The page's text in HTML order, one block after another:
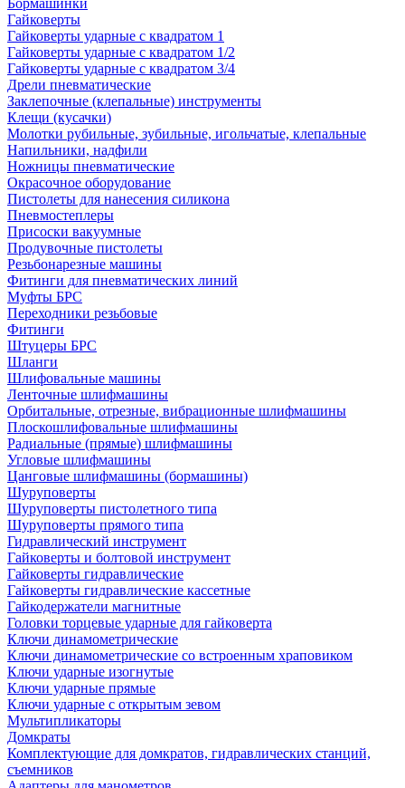
Бормашинки
Гайковерты
Гайковерты ударные с квадратом 1
Гайковерты ударные с квадратом 1/2
Гайковерты ударные с квадратом 3/4
Дрели пневматические
Заклепочные (клепальные) инструменты
Клещи (кусачки)
Молотки рубильные, зубильные, игольчатые, клепальные
Напильники, надфили
Ножницы пневматические
Окрасочное оборудование
Пистолеты для нанесения силикона
Пневмостеплеры
Присоски вакуумные
Продувочные пистолеты
Резьбонарезные машины
Фитинги для пневматических линий
Муфты БРС
Переходники резьбовые
Фитинги
Штуцеры БРС
Шланги
Шлифовальные машины
Ленточные шлифмашины
Орбитальные, отрезные, вибрационные шлифмашины
Плоскошлифовальные шлифмашины
Радиальные (прямые) шлифмашины
Угловые шлифмашины
Цанговые шлифмашины (бормашины)
Шуруповерты
Шуруповерты пистолетного типа
Шуруповерты прямого типа
Гидравлический инструмент
Гайковерты и болтовой инструмент
Гайковерты гидравлические
Гайковерты гидравлические кассетные
Гайкодержатели магнитные
Головки торцевые ударные для гайковерта
Ключи динамометрические
Ключи динамометрические со встроенным храповиком
Ключи ударные изогнутые
Ключи ударные прямые
Ключи ударные с открытым зевом
Мультипликаторы
Домкраты
Комплектующие для домкратов, гидравлических станций,
съемников